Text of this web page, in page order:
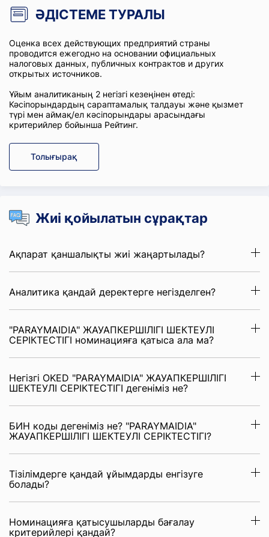
ӘДІСТЕМЕ ТУРАЛЫ
Оценка всех действующих предприятий страны
проводится ежегодно на основании официальных
налоговых данных, публичных контрактов и других
открытых источников.
Ұйым аналитиканың 2 негізгі кезеңінен өтеді:
Кәсіпорындардың сараптамалық талдауы және қызмет
түрі мен аймақ/ел кәсіпорындары арасындағы
критерийлер бойынша Рейтинг.
Толығырақ
Жиі қойылатын сұрақтар
Ақпарат қаншалықты жиі жаңартылады?
Аналитика қандай деректерге негізделген?
"PARAYMAIDIA" ЖАУАПКЕРШІЛІГІ ШЕКТЕУЛІ
СЕРІКТЕСТІГІ номинацияға қатыса ала ма?
Негізгі OKED "PARAYMAIDIA" ЖАУАПКЕРШІЛІГІ
ШЕКТЕУЛІ СЕРІКТЕСТІГІ дегеніміз не?
БИН коды дегеніміз не? "PARAYMAIDIA"
ЖАУАПКЕРШІЛІГІ ШЕКТЕУЛІ СЕРІКТЕСТІГІ?
Тізілімдерге қандай ұйымдарды енгізуге
болады?
Номинацияға қатысушыларды бағалау
критерийлері қандай?